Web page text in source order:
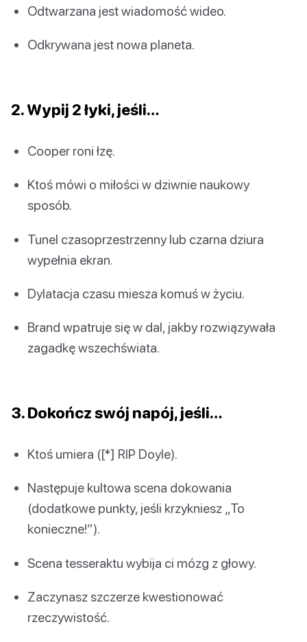
Odtwarzana jest wiadomość wideo.
Odkrywana jest nowa planeta.
2. Wypij 2 łyki, jeśli…
Cooper roni łzę.
Ktoś mówi o miłości w dziwnie naukowy
sposób.
Tunel czasoprzestrzenny lub czarna dziura
wypełnia ekran.
Dylatacja czasu miesza komuś w życiu.
Brand wpatruje się w dal, jakby rozwiązywała
zagadkę wszechświata.
3. Dokończ swój napój, jeśli…
Ktoś umiera ([*] RIP Doyle).
Następuje kultowa scena dokowania
(dodatkowe punkty, jeśli krzykniesz „To
konieczne!”).
Scena tesseraktu wybija ci mózg z głowy.
Zaczynasz szczerze kwestionować
rzeczywistość.